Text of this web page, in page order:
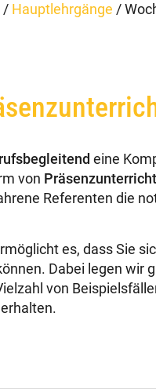
/ Hauptlehrgänge /
eine
von
Referenten die
es, dass Sie
Dabei legen wir
von